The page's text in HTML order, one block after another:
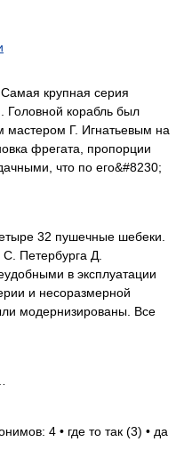
крупная серия
Головной корабль был
мастером Г. Игнатьевым на
фрегата, пропорции
что по его&#8230;
32 пушечные шебеки.
Петербурга Д.
в эксплуатации
и несоразмерной
модернизированы. Все
4 • где то так (3) • да